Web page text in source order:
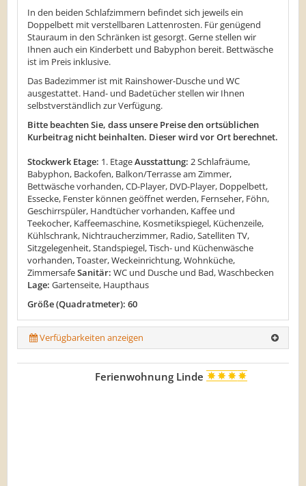
In den beiden Schlafzimmern befindet sich jeweils ein
Doppelbett mit verstellbaren Lattenrosten. Für genügend
Stauraum in den Schränken ist gesorgt. Gerne stellen wir
Ihnen auch ein Kinderbett und Babyphon bereit. Bettwäsche
ist im Preis inklusive.
Das Badezimmer ist mit Rainshower-Dusche und WC
ausgestattet. Hand- und Badetücher stellen wir Ihnen
selbstverständlich zur Verfügung.
Bitte beachten Sie, dass unsere Preise den ortsüblichen
Kurbeitrag nicht beinhalten. Dieser wird vor Ort berechnet.
Stockwerk Etage: 1. EtageAusstattung: 2 Schlafräume,
Babyphon, Backofen, Balkon/Terrasse am Zimmer,
Bettwäsche vorhanden, CD-Player, DVD-Player, Doppelbett,
Essecke, Fenster können geöffnet werden, Fernseher, Föhn,
Geschirrspüler, Handtücher vorhanden, Kaffee und
Teekocher, Kaffeemaschine, Kosmetikspiegel, Küchenzeile,
Kühlschrank, Nichtraucherzimmer, Radio, Satelliten TV,
Sitzgelegenheit, Standspiegel, Tisch- und Küchenwäsche
vorhanden, Toaster, Weckeinrichtung, Wohnküche,
ZimmersafeSanitär: WC und Dusche und Bad, Waschbecken
Lage: Gartenseite, Haupthaus
Größe (Quadratmeter): 60
Verfügbarkeiten anzeigen
Ferienwohnung Linde